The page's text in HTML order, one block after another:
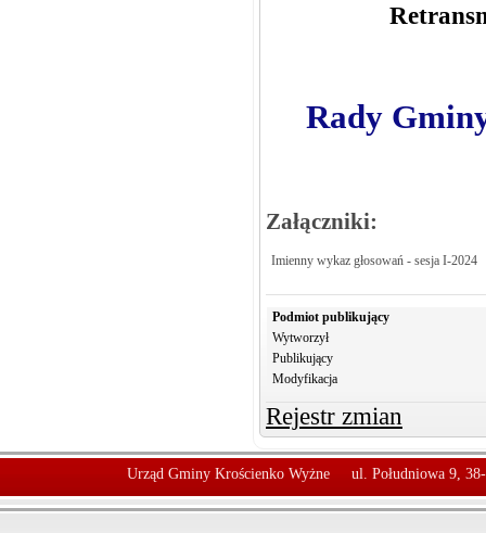
Rady
Załączniki:
Imienny wykaz głosowań - sesja I-2024
Podmiot publikujący
Wytworzył
Publikujący
Modyfikacja
Rejestr zmian
Urząd Gminy Krościenko Wyżne ul. Południowa 9,